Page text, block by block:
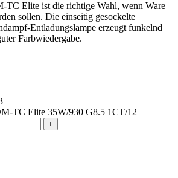
Elite ist die richtige Wahl, wenn Ware
sollen. Die einseitig gesockelte
Entladungslampe erzeugt funkelnd
Farbwiedergabe.
TC Elite 35W/930 G8.5 1CT/12
+